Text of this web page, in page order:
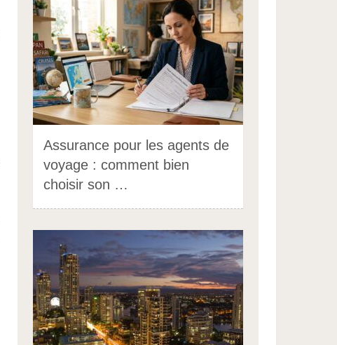
Assurance pour les agents de
voyage : comment bien
choisir son …